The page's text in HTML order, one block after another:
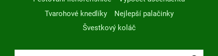
Tvarohové knedlíky
Nejlepší palačinky
Švestkový koláč